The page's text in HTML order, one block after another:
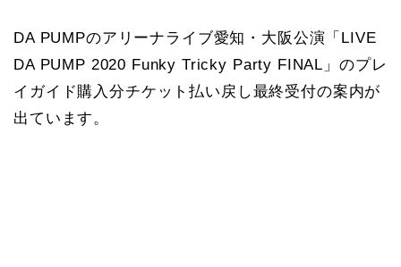
DA PUMPのアリーナライブ愛知・大阪公演「LIVE
DA PUMP 2020 Funky Tricky Party FINAL」のプレ
イガイド購入分チケット払い戻し最終受付の案内が
出ています。